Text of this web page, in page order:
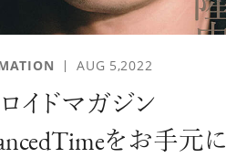
ログイン
AUG 5,2022
イドマガジン
をお手元に